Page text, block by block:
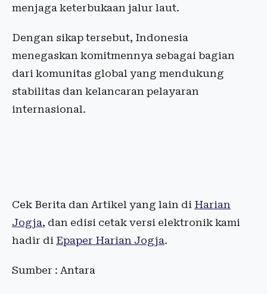
menjaga keterbukaan jalur laut.
Dengan sikap tersebut, Indonesia
menegaskan komitmennya sebagai bagian
dari komunitas global yang mendukung
stabilitas dan kelancaran pelayaran
internasional.
Cek Berita dan Artikel yang lain di Harian
Jogja, dan edisi cetak versi elektronik kami
hadir di Epaper Harian Jogja.
Sumber : Antara